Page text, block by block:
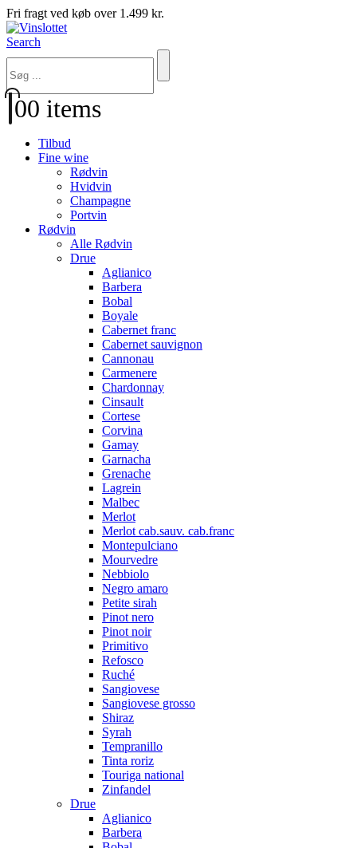
Fri fragt ved køb over 1.499 kr.
Search
00 items
Tilbud
Fine wine
Rødvin
Hvidvin
Champagne
Portvin
Rødvin
Alle Rødvin
Drue
Aglianico
Barbera
Bobal
Boyale
Cabernet franc
Cabernet sauvignon
Cannonau
Carmenere
Chardonnay
Cinsault
Cortese
Corvina
Gamay
Garnacha
Grenache
Lagrein
Malbec
Merlot
Merlot cab.sauv. cab.franc
Montepulciano
Mourvedre
Nebbiolo
Negro amaro
Petite sirah
Pinot nero
Pinot noir
Primitivo
Refosco
Ruché
Sangiovese
Sangiovese grosso
Shiraz
Syrah
Tempranillo
Tinta roriz
Touriga national
Zinfandel
Drue
Aglianico
Barbera